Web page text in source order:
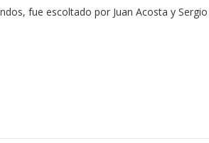
fue escoltado por Juan Acosta y